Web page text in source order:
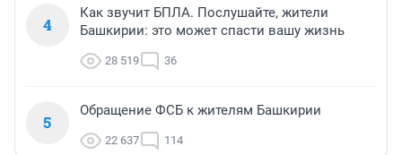
4
Как звучит БПЛА. Послушайте, жители
Башкирии: это может спасти вашу жизнь
28 519 36
5
Обращение ФСБ к жителям Башкирии
22 637 114